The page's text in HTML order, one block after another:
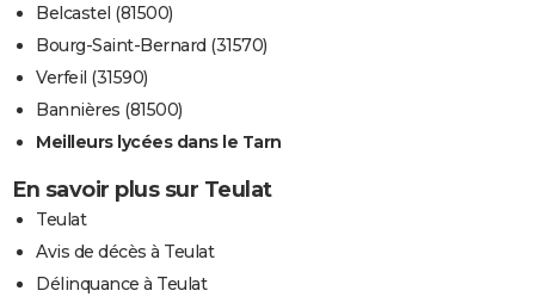
Belcastel (81500)
Bourg-Saint-Bernard (31570)
Verfeil (31590)
Bannières (81500)
Meilleurs lycées dans le Tarn
En savoir plus sur Teulat
Teulat
Avis de décès à Teulat
Délinquance à Teulat